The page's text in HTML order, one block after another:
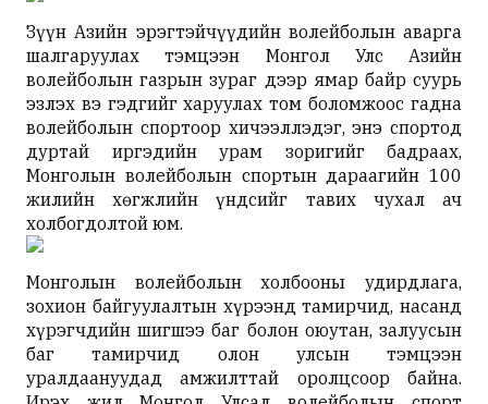
Зүүн Азийн эрэгтэйчүүдийн волейболын аварга
шалгаруулах тэмцээн Монгол Улс Азийн
волейболын газрын зураг дээр ямар байр суурь
эзлэх вэ гэдгийг харуулах том боломжоос гадна
волейболын спортоор хичээллэдэг, энэ спортод
дуртай иргэдийн урам зоригийг бадраах,
Монголын волейболын спортын дараагийн 100
жилийн хөгжлийн үндсийг тавих чухал ач
холбогдолтой юм.
Монголын волейболын холбооны удирдлага,
зохион байгуулалтын хүрээнд тамирчид, насанд
хүрэгчдийн шигшээ баг болон оюутан, залуусын
баг тамирчид олон улсын тэмцээн
уралдаануудад амжилттай оролцсоор байна.